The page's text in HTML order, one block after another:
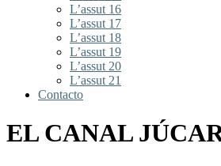
L’assut 16
L’assut 17
L’assut 18
L’assut 19
L’assut 20
L’assut 21
Contacto
EL CANAL